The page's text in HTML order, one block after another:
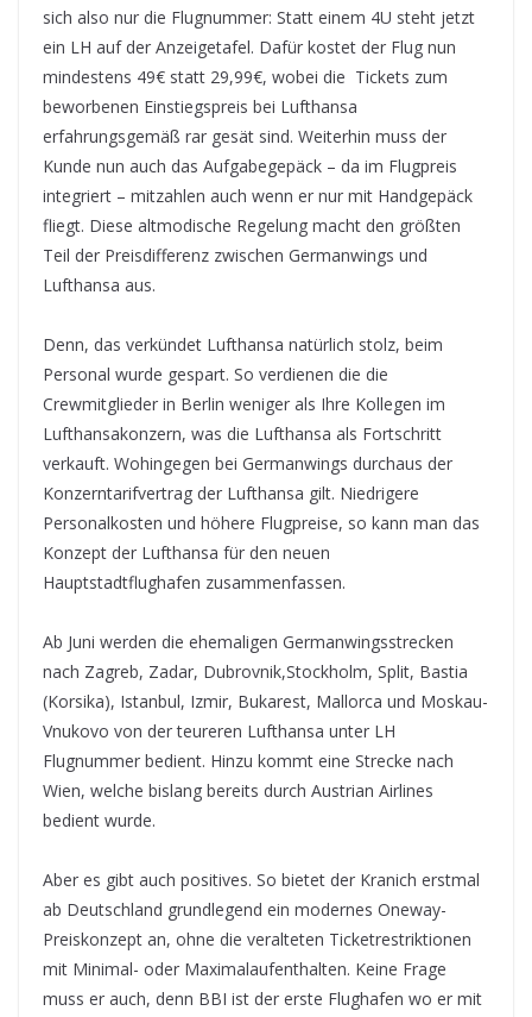
sich also nur die Flugnummer: Statt einem 4U steht jetzt
ein LH auf der Anzeigetafel. Dafür kostet der Flug nun
mindestens 49€ statt 29,99€, wobei die Tickets zum
beworbenen Einstiegspreis bei Lufthansa
erfahrungsgemäß rar gesät sind. Weiterhin muss der
Kunde nun auch das Aufgabegepäck – da im Flugpreis
integriert – mitzahlen auch wenn er nur mit Handgepäck
fliegt. Diese altmodische Regelung macht den größten
Teil der Preisdifferenz zwischen Germanwings und
Lufthansa aus.
Denn, das verkündet Lufthansa natürlich stolz, beim
Personal wurde gespart. So verdienen die die
Crewmitglieder in Berlin weniger als Ihre Kollegen im
Lufthansakonzern, was die Lufthansa als Fortschritt
verkauft. Wohingegen bei Germanwings durchaus der
Konzerntarifvertrag der Lufthansa gilt. Niedrigere
Personalkosten und höhere Flugpreise, so kann man das
Konzept der Lufthansa für den neuen
Hauptstadtflughafen zusammenfassen.
Ab Juni werden die ehemaligen Germanwingsstrecken
nach Zagreb, Zadar, Dubrovnik,Stockholm, Split, Bastia
(Korsika), Istanbul, Izmir, Bukarest, Mallorca und Moskau-
Vnukovo von der teureren Lufthansa unter LH
Flugnummer bedient. Hinzu kommt eine Strecke nach
Wien, welche bislang bereits durch Austrian Airlines
bedient wurde.
Aber es gibt auch positives. So bietet der Kranich erstmal
ab Deutschland grundlegend ein modernes Oneway-
Preiskonzept an, ohne die veralteten Ticketrestriktionen
mit Minimal- oder Maximalaufenthalten. Keine Frage
muss er auch, denn BBI ist der erste Flughafen wo er mit